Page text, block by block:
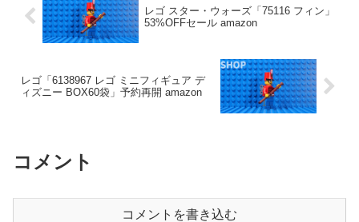
レゴ スター・ウォーズ「75116 フィン」
53%OFFセール amazon
レゴ「6138967 レゴ ミニフィギュア デ
ィズニー BOX60袋」予約再開 amazon
コメント
コメントを書き込む